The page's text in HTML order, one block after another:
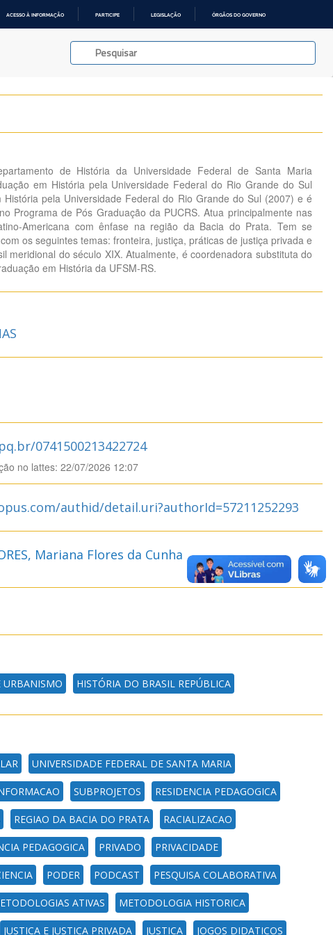
ACESSO À INFORMAÇÃO PARTICIPE LEGISLAÇÃO ÓRGÃOS DO GOVERNO
de História da Universidade Federal de Santa Maria
em História pela Universidade Federal do Rio Grande do Sul
História pela Universidade Federal do Rio Grande do Sul (2007) e é
Programa de Pós Graduação da PUCRS. Atua principalmente nas
Americana com ênfase na região da Bacia do Prata. Tem se
os seguintes temas: fronteira, justiça, práticas de justiça privada e
meridional do século XIX. Atualmente, é coordenadora substituta do
em História da UFSM-RS.
0741500213422724
no lattes: 22/07/2026 12:07
authid/detail.uri?authorId=57211252293
Mariana Flores da Cunha
URBANISMO HISTÓRIA DO BRASIL REPÚBLICA
UNIVERSIDADE FEDERAL DE SANTA MARIA
SUBPROJETOS RESIDENCIA PEDAGOGICA
REGIAO DA BACIA DO PRATA RACIALIZACAO
PEDAGOGICA PRIVADO PRIVACIDADE
PODER PODCAST PESQUISA COLABORATIVA
ATIVAS METODOLOGIA HISTORICA
JUSTICA E JUSTICA PRIVADA JUSTICA JOGOS DIDATICOS